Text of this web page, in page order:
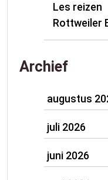
Les reizen
Rottweiler
Archief
augustus
juli 2026
juni 2026